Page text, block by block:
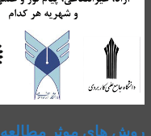
روش های موثر مطالعه